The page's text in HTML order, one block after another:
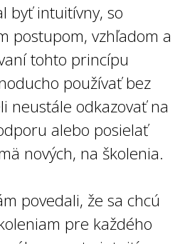
byť intuitívny, so
postupom, vzhľadom a
tohto princípu
používať bez
neustále odkazovať na
alebo posielať
nových, na školenia.
povedali, že sa chcú
pre každého